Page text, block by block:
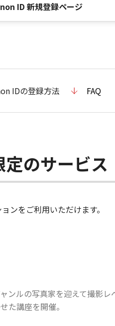
ID 新規登録ページ
IDの登録方法 FAQ
のサービス
ンをご利用いただけます。
ンルの写真家を迎えて撮影レ
た講座を開催。